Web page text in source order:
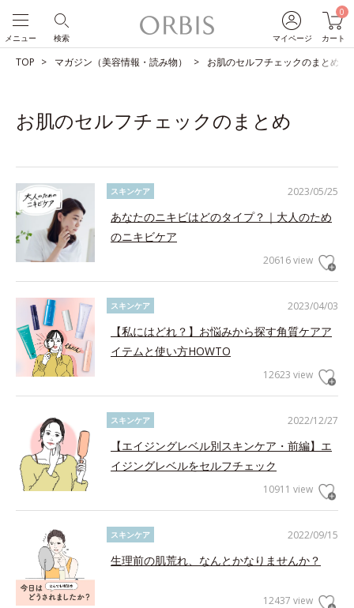
マイページ
0
カート
検索
メニュー
TOP マガジン（美容情報・読み物） お肌のセルフチェックのまとめ
お肌のセルフチェックのまとめ
2023/05/25
スキンケア
あなたのニキビはどのタイプ？｜大人のため
のニキビケア
20616 view
2023/04/03
スキンケア
【私にはどれ？】お悩みから探す角質ケアア
イテムと使い方HOWTO
12623 view
2022/12/27
スキンケア
【エイジングレベル別スキンケア・前編】エ
イジングレベルをセルフチェック
10911 view
2022/09/15
スキンケア
生理前の肌荒れ、なんとかなりませんか？
12437 view